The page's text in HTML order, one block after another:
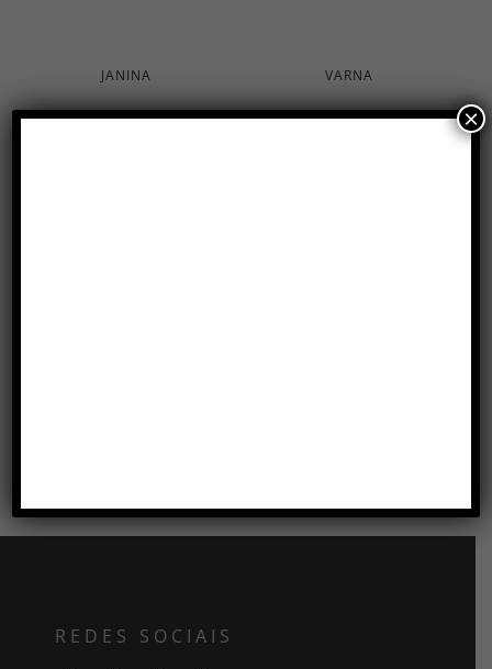
JANINA VARNA
REDES SOCIAIS
×